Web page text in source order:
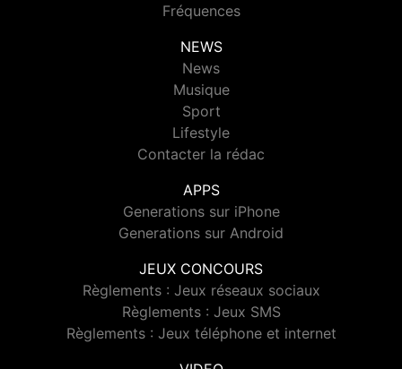
Fréquences
NEWS
News
Musique
Sport
Lifestyle
Contacter la rédac
APPS
Generations sur iPhone
Generations sur Android
JEUX CONCOURS
Règlements : Jeux réseaux sociaux
Règlements : Jeux SMS
Règlements : Jeux téléphone et internet